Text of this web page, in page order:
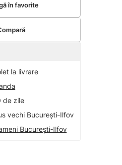
la livrare
de zile
vechi București-Ilfov
București-Ilfov
în favorite